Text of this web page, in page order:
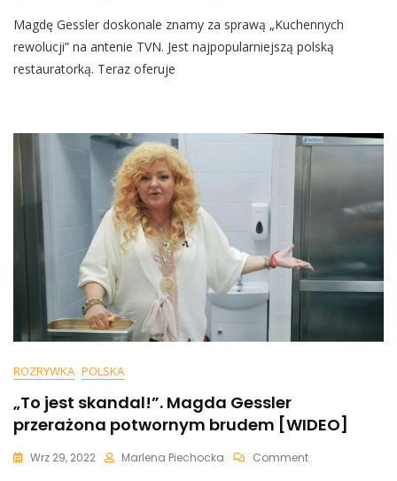
Gessler
Sprzedaje
Grzyby.
Magdę Gessler doskonale znamy za sprawą „Kuchennych
rewolucji” na antenie TVN. Jest najpopularniejszą polską
restauratorką. Teraz oferuje
ROZRYWKA POLSKA
„To jest skandal!”. Magda Gessler
przerażona potwornym brudem [WIDEO]
Wrz 29, 2022 Marlena Piechocka CommentOn